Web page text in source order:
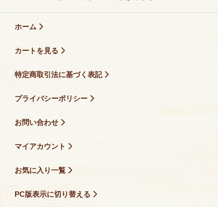
ホーム
カートを見る
特定商取引法に基づく表記
プライバシーポリシー
お問い合わせ
マイアカウント
お気に入り一覧
PC版表示に切り替える